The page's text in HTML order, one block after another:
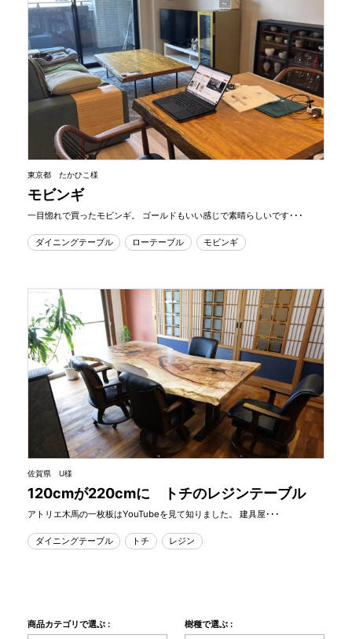
東京都 たかひこ様
モビンギ
一目惚れで買ったモビンギ。 ゴールドもいい感じで素晴らしいです･･･
ダイニングテーブル ローテーブル モビンギ
佐賀県 U様
120cmが220cmに トチのレジンテーブル
アトリエ木馬の一枚板はYouTubeを見て知りました。 建具屋･･･
ダイニングテーブル トチ レジン
商品カテゴリで選ぶ : 樹種で選ぶ :